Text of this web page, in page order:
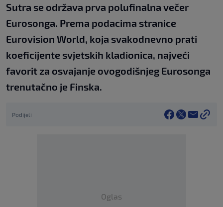
Sutra se održava prva polufinalna večer
Eurosonga. Prema podacima stranice
Eurovision World, koja svakodnevno prati
koeficijente svjetskih kladionica, najveći
favorit za osvajanje ovogodišnjeg Eurosonga
trenutačno je Finska.
Podijeli
Oglas